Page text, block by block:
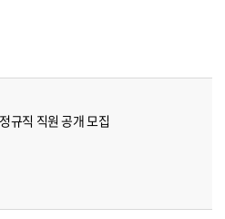
규직 직원 공개 모집